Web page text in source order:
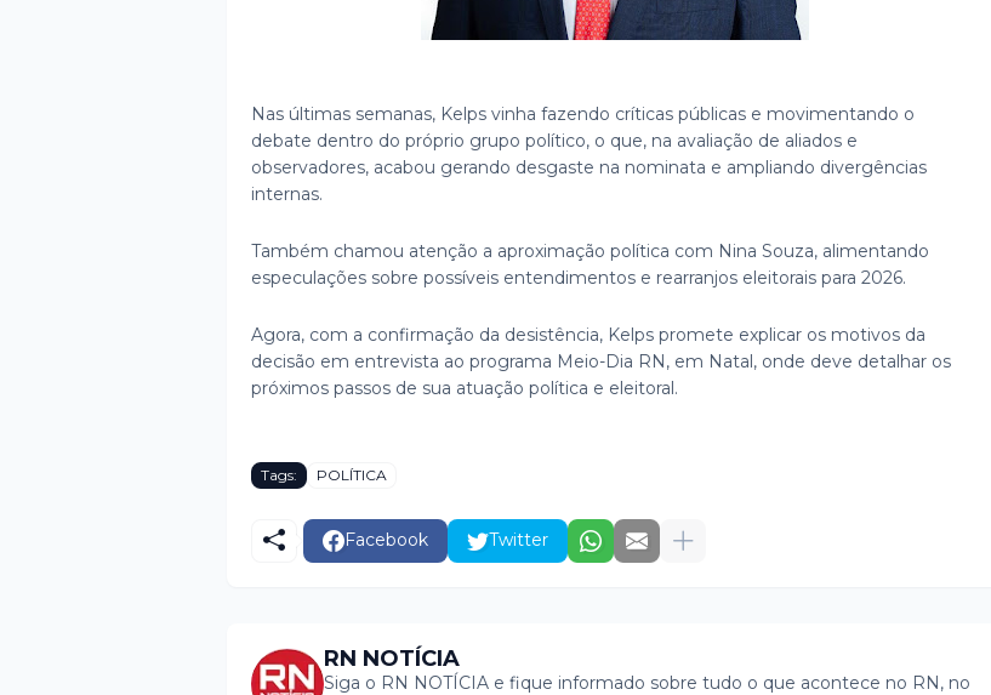
Nas últimas semanas, Kelps vinha fazendo críticas públicas e movimentando o
debate dentro do próprio grupo político, o que, na avaliação de aliados e
observadores, acabou gerando desgaste na nominata e ampliando divergências
internas.
Também chamou atenção a aproximação política com Nina Souza, alimentando
especulações sobre possíveis entendimentos e rearranjos eleitorais para 2026.
Agora, com a confirmação da desistência, Kelps promete explicar os motivos da
decisão em entrevista ao programa Meio-Dia RN, em Natal, onde deve detalhar os
próximos passos de sua atuação política e eleitoral.
Tags: POLÍTICA
Facebook Twitter
RN NOTÍCIA
Siga o RN NOTÍCIA e fique informado sobre tudo o que acontece no RN, no